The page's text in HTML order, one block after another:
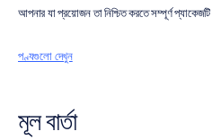
আপনার যা প্রয়োজন তা নিশ্চিত করতে সম্পূর্ণ প্যাকেজটি
পণ্যগুলো দেখুন
মূল বার্তা